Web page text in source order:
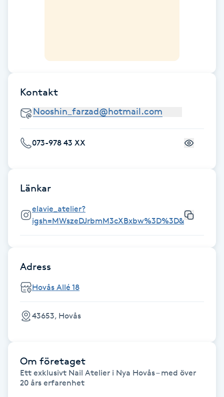
Friskvård
Friskvårdsmassage
Frisör
Färgning
Föning
G
Gelenaglar
Gellack med förstärkning
Gravidmassage
Kontakt
073-978 43 XX
Länkar
elavie_atelier?
Adress
Hovås Allé 18
43653, Hovås
Om företaget
Ett exklusivt Nail Atelier i Nya Hovås – med över
20 års erfarenhet